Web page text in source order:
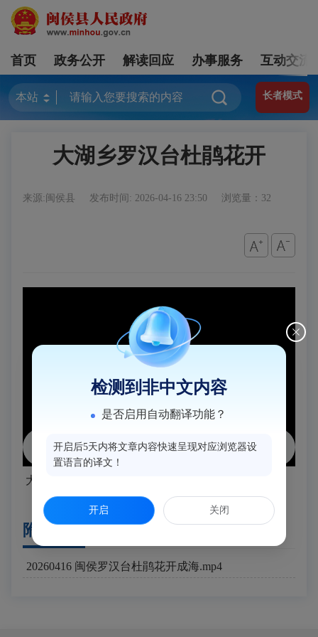
首页 政务公开 解读回应 办事服务 互动交流
长者模式
大湖乡罗汉台杜鹃花开
来源:闽侯县 发布时间: 2026-04-16 23:50 浏览量：32
大湖乡罗汉台杜鹃花开
附件下载
20260416 闽侯罗汉台杜鹃花开成海.mp4
检测到非中文内容
是否启用自动翻译功能？
开启后5天内将文章内容快速呈现对应浏览器设
置语言的译文！
开启 关闭